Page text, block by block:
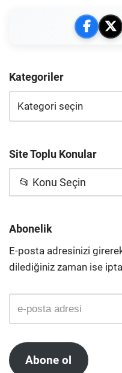
Kategoriler
Site Toplu Konular
📂 Konu Seçin
Abonelik
E-posta adresinizi
dilediğiniz zaman ise
Abone ol